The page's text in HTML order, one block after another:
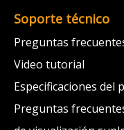
Soporte técnico
Preguntas
Video tutorial
Especificaciones del
Preguntas